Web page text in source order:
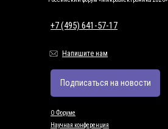
О Форуме
Научная конференция
+7 (495) 641-57-17
Напишите нам
Подписаться на новости